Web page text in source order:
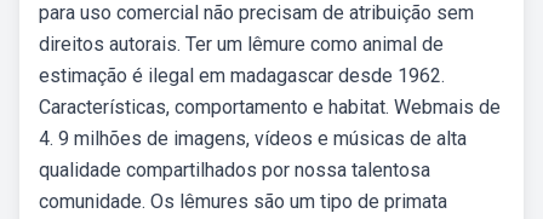
para uso comercial não precisam de atribuição sem
direitos autorais. Ter um lêmure como animal de
estimação é ilegal em madagascar desde 1962.
Características, comportamento e habitat. Webmais de
4. 9 milhões de imagens, vídeos e músicas de alta
qualidade compartilhados por nossa talentosa
comunidade. Os lêmures são um tipo de primata